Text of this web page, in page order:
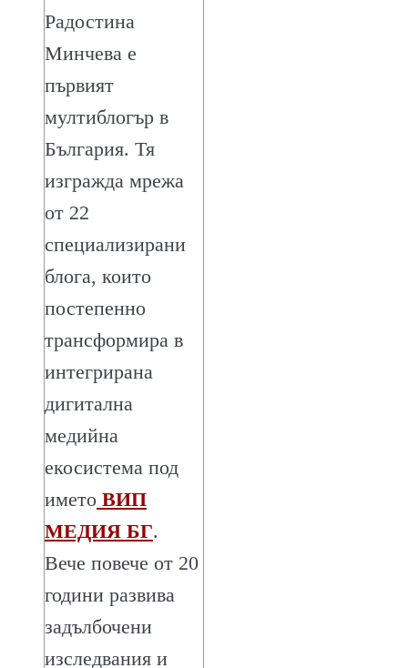
Радостина
Минчева е
първият
мултиблогър в
България. Тя
изгражда мрежа
от 22
специализирани
блога, които
постепенно
трансформира в
интегрирана
дигитална
медийна
екосистема под
името ВИП
МЕДИЯ БГ.
Вече повече от 20
години развива
задълбочени
изследвания и